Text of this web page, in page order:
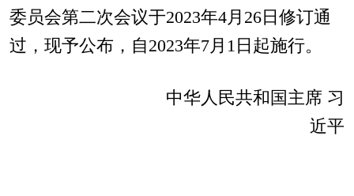
委员会第二次会议于2023年4月26日修订通
过，现予公布，自2023年7月1日起施行。
中华人民共和国主席 习
近平